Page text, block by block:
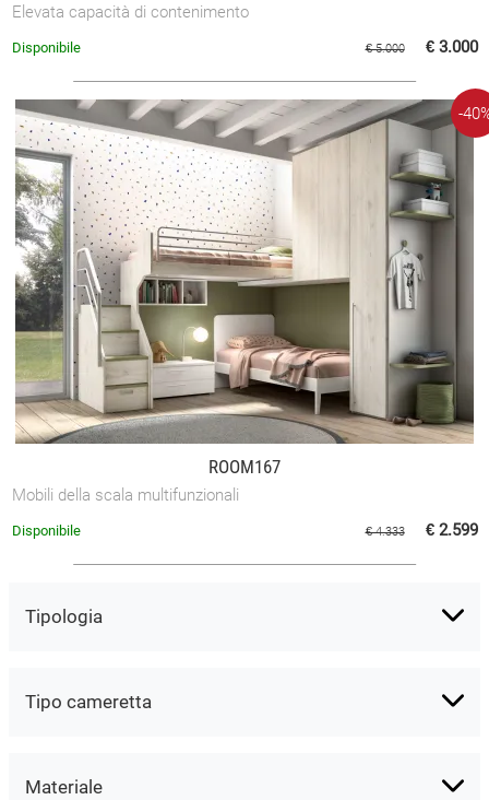
Tipologia
Tipo cameretta
Materiale
Elevata capacità di contenimento
€ 5.000 € 3.000
Disponibile
ROOM167
Mobili della scala multifunzionali
-
€ 4.333 € 2.599
Disponibile